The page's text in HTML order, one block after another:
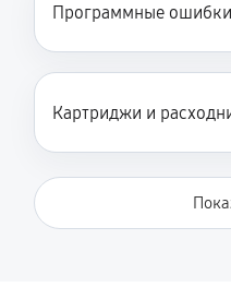
Программные ошибки
Картриджи и